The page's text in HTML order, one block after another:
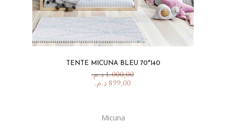
TENTE MICUNA BLEU 70*140
1.000,00د.م.
899,00 د.م.
Micuna